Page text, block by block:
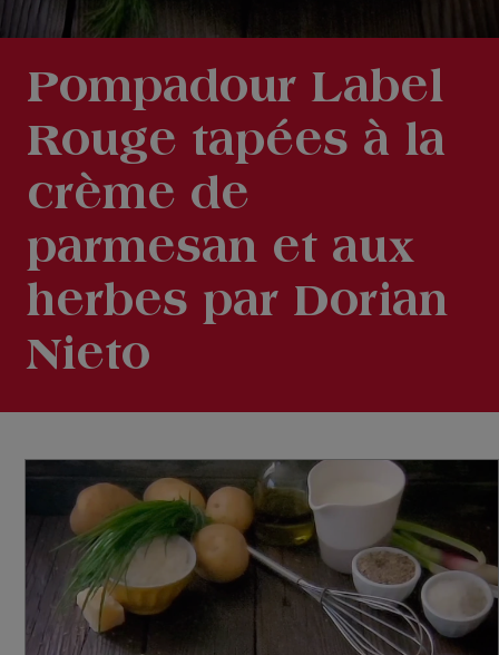
Pompadour Label
Rouge tapées à la
crème de
parmesan et aux
herbes par Dorian
Nieto